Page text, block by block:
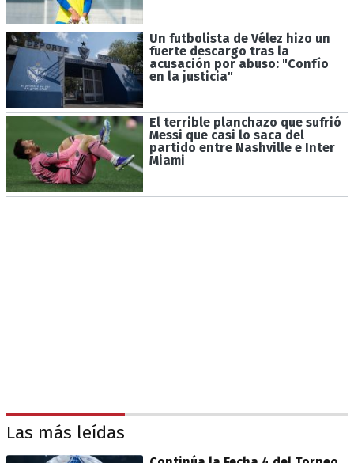
Un futbolista de Vélez hizo un
fuerte descargo tras la
acusación por abuso: "Confío
en la justicia"
El terrible planchazo que sufrió
Messi que casi lo saca del
partido entre Nashville e Inter
Miami
Las más leídas